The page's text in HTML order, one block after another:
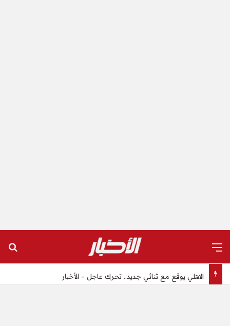
الاهلي يوقع مع ثنائي جديد.. تحرك عاجل – الأخبار